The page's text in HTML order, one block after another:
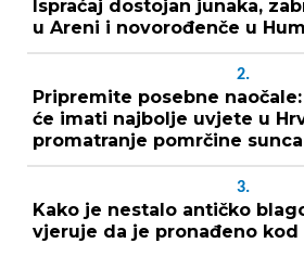
Ispraćaj dostojan junaka,
u Areni i novorođenče u
2.
Pripremite posebne
će imati najbolje uvjete u
promatranje pomrčine sunca
3.
Kako je nestalo antičko
vjeruje da je pronađeno kod